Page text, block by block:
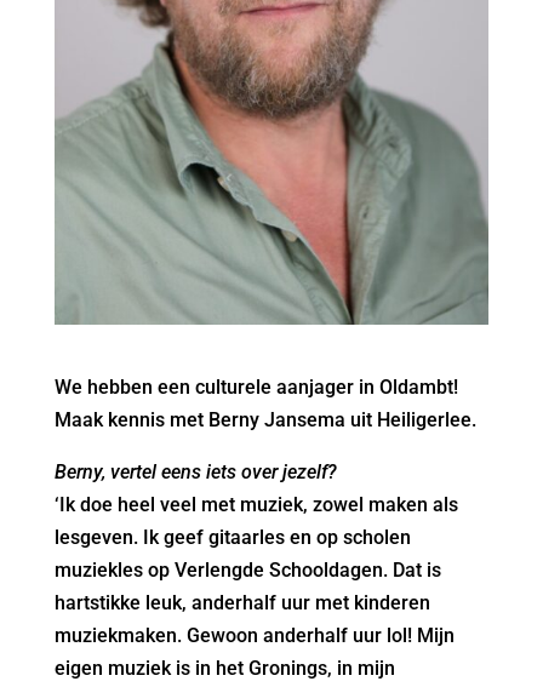
We hebben een culturele aanjager in Oldambt!
Maak kennis met Berny Jansema uit Heiligerlee.
Berny, vertel eens iets over jezelf?
‘Ik doe heel veel met muziek, zowel maken als
lesgeven. Ik geef gitaarles en op scholen
muziekles op Verlengde Schooldagen. Dat is
hartstikke leuk, anderhalf uur met kinderen
muziekmaken. Gewoon anderhalf uur lol! Mijn
eigen muziek is in het Gronings, in mijn